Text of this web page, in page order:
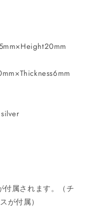
付属されます。（チ
が付属）